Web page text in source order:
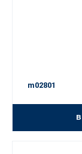
m02801